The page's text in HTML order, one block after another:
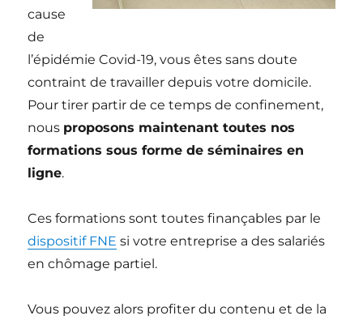
cause
de
l’épidémie Covid-19, vous êtes sans doute
contraint de travailler depuis votre domicile.
Pour tirer partir de ce temps de confinement,
nous proposons maintenant toutes nos
formations sous forme de séminaires en
ligne.
Ces formations sont toutes finançables par le
dispositif FNE si votre entreprise a des salariés
en chômage partiel.
Vous pouvez alors profiter du contenu et de la